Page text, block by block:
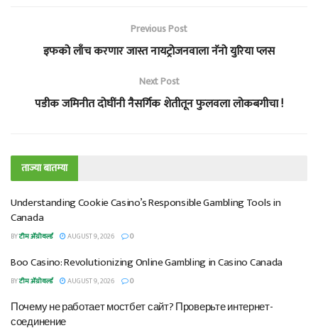
Previous Post
इफको लाँच करणार जास्त नायट्रोजनवाला नॅनो युरिया प्लस
Next Post
पडीक जमिनीत दोघींनी नैसर्गिक शेतीतून फुलवला लोकबगीचा !
ताज्या बातम्या
Understanding Cookie Casino’s Responsible Gambling Tools in
Canada
BYटीम ॲग्रोवर्ल्ड AUGUST 9, 2026 0
Boo Casino: Revolutionizing Online Gambling in Casino Canada
BYटीम ॲग्रोवर्ल्ड AUGUST 9, 2026 0
Почему не работает мостбет сайт? Проверьте интернет-
соединение